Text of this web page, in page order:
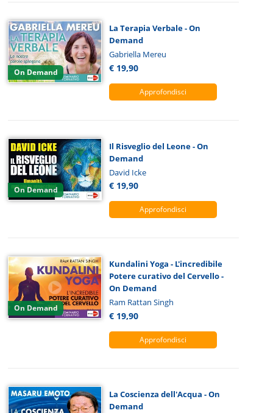
On Demand
La Terapia Verbale - On
Demand
Gabriella Mereu
€ 19,90
Approfondisci
On Demand
Il Risveglio del Leone - On
Demand
David Icke
€ 19,90
Approfondisci
On Demand
Kundalini Yoga - L'incredibile
Potere curativo del Cervello -
On Demand
Ram Rattan Singh
€ 19,90
Approfondisci
La Coscienza dell'Acqua - On
Demand